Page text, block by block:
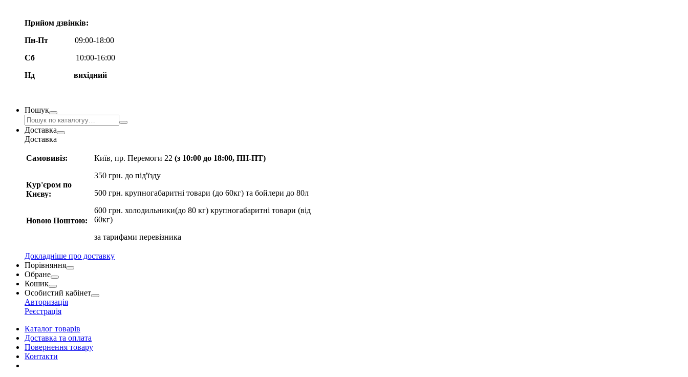
Прийом дзвінків:
Пн-Пт
09:00-18:00
Сб
10:00-16:00
Нд вихідний
Пошук
Доставка
Доставка
Самовивіз:
Кур'єром по
Києву:
Новою Поштою:
Київ, пр. Перемоги 22 (з 10:00 до 18:00, ПН-ПТ)
350 грн. до під'їзду
500 грн. крупногабаритні товари (до 60кг) та бойлери до 80л
600 грн. холодильники(до 80 кг) крупногабаритні товари (від
60кг)
за тарифами перевізника
Докладніше про доставку
Порівняння
Обране
Кошик
Особистий кабінет
Авторизація
Реєстрація
Каталог товарів
Доставка та оплата
Повернення товару
Контакти